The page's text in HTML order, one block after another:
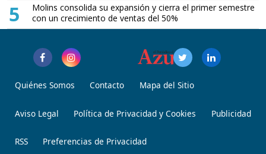
5
Molins consolida su expansión y cierra el primer semestre
con un crecimiento de ventas del 50%
Quiénes Somos Contacto Mapa del Sitio
Aviso Legal Política de Privacidad y Cookies Publicidad
RSS Preferencias de Privacidad